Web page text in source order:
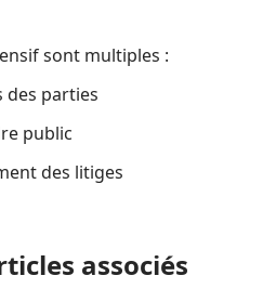
sont multiples :
des parties
public
des litiges
associés